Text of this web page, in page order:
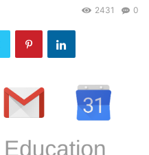
0
2431